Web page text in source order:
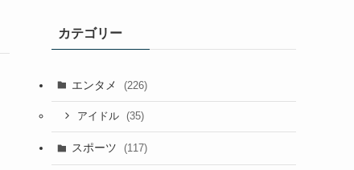
カテゴリー
エンタメ (226)
アイドル (35)
スポーツ (117)